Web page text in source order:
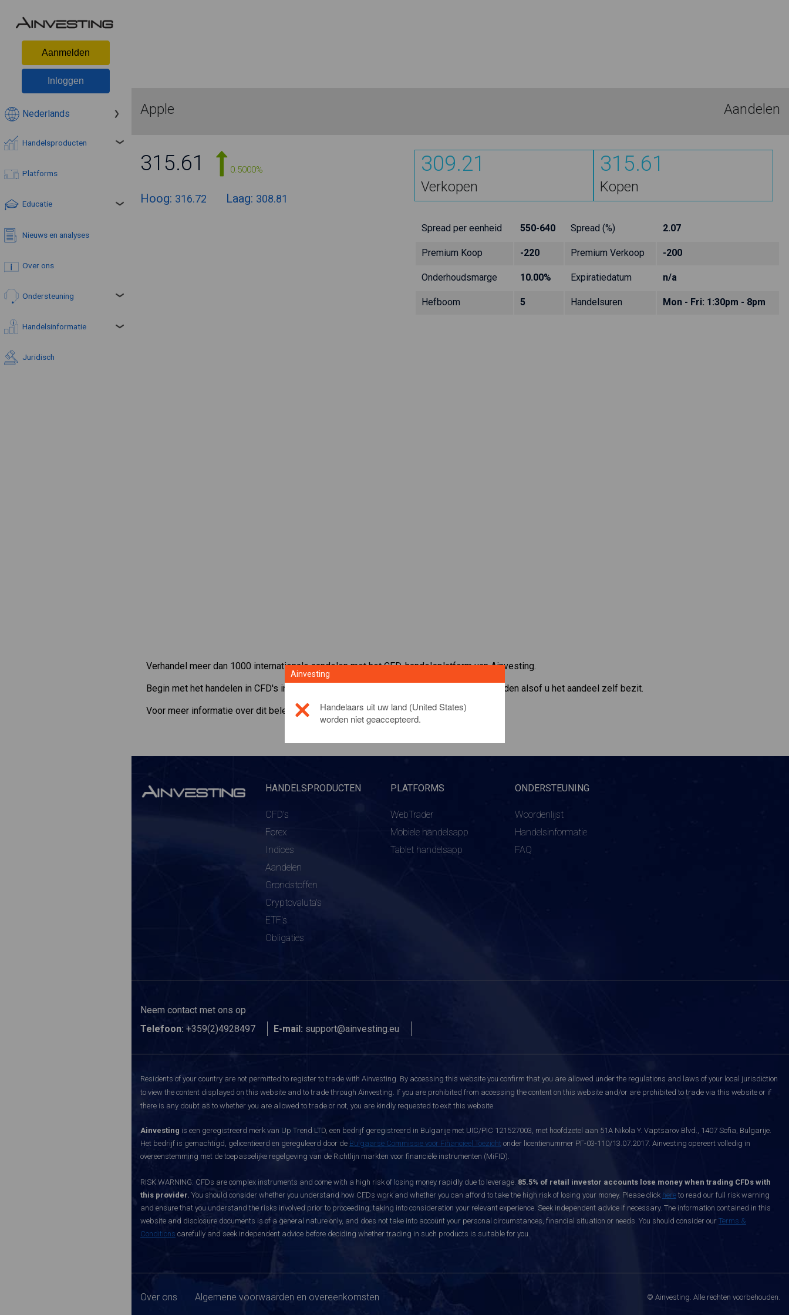
Aanmelden
Inloggen
Nederlands
Handelsproducten
Platforms
Educatie
Nieuws en analyses
Over ons
Ondersteuning
Handelsinformatie
Juridisch
Apple Aandelen
315.61 0.5000%
Hoog: 316.72 Laag: 308.81
309.21
Verkopen
315.61
Kopen
Spread per eenheid 550-640 Spread (%) 2.07
Premium Koop -220 Premium Verkoop -200
Onderhoudsmarge 10.00% Expiratiedatum n/a
Hefboom 5 Handelsuren Mon - Fri: 1:30pm - 8pm
Verhandel meer dan 1000 internationale aandelen met het CFD-handelsplatform van Ainvesting.
Begin met het handelen in CFD's in
. Ontvang realtime koersen en ontvang dividenden alsof u het aandeel zelf bezit.
Voor meer informatie over dit beleggingsproduct, gelieveclick here
HANDELSPRODUCTEN
CFD's
Forex
Indices
Aandelen
Grondstoffen
Cryptovaluta's
ETF's
Obligaties
PLATFORMS
WebTrader
Mobiele handelsapp
Tablet handelsapp
ONDERSTEUNING
Woordenlijst
Handelsinformatie
FAQ
Neem contact met ons op
Telefoon: +359(2)4928497 E-mail: support@ainvesting.eu
Residents of your country are not permitted to register to trade with Ainvesting. By accessing this website you confirm that you are allowed under the regulations and laws of your local jurisdiction
to view the content displayed on this website and to trade through Ainvesting. If you are prohibited from accessing the content on this website and/or are prohibited to trade via this website or if
there is any doubt as to whether you are allowed to trade or not, you are kindly requested to exit this website.
Ainvesting is een geregistreerd merk van Up Trend LTD, een bedrijf geregistreerd in Bulgarije met UIC/PIC 121527003, met hoofdzetel aan 51A Nikola Y. Vaptsarov Blvd., 1407 Sofia, Bulgarije.
Het bedrijf is gemachtigd, gelicentieerd en gereguleerd door de Bulgaarse Commissie voor Financieel Toezicht onder licentienummer РГ-03-110/13.07.2017. Ainvesting opereert volledig in
overeenstemming met de toepasselijke regelgeving van de Richtlijn markten voor financiële instrumenten (MiFID).
RISK WARNING: CFDs are complex instruments and come with a high risk of losing money rapidly due to leverage. 85.5% of retail investor accounts lose money when trading CFDs with
this provider. You should consider whether you understand how CFDs work and whether you can afford to take the high risk of losing your money. Please click here to read our full risk warning
and ensure that you understand the risks involved prior to proceeding, taking into consideration your relevant experience. Seek independent advice if necessary. The information contained in this
website and disclosure documents is of a general nature only, and does not take into account your personal circumstances, financial situation or needs. You should consider our Terms &
Conditions carefully and seek independent advice before deciding whether trading in such products is suitable for you.
Over ons Algemene voorwaarden en overeenkomsten © Ainvesting. Alle rechten voorbehouden.
Ainvesting
Handelaars uit uw land (United States)
worden niet geaccepteerd.